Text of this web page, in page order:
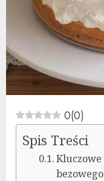
0(0)
Spis Treści